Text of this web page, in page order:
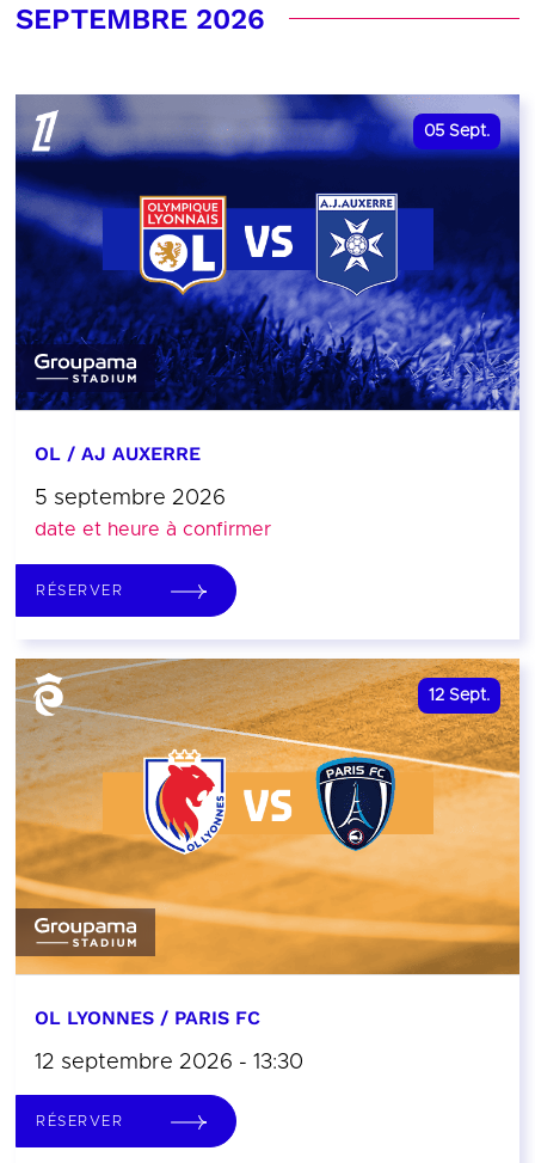
SEPTEMBRE 2026
05 Sept.
OL / AJ AUXERRE
5 septembre 2026
date et heure à confirmer
RÉSERVER
12 Sept.
OL LYONNES / PARIS FC
12 septembre 2026 - 13:30
RÉSERVER